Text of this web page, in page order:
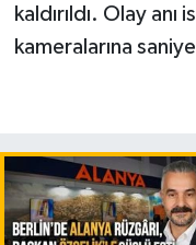
kaldırıldı. Olay
kameralarına